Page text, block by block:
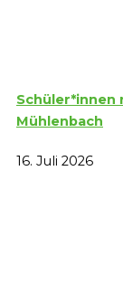
Schüler*innen
Mühlenbach
16. Juli 2026